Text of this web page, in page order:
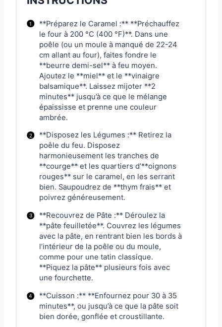
**Préparez le Caramel :** **Préchauffez
le four à 200 °C (400 °F)**. Dans une
poêle (ou un moule à manqué de 22-24
cm allant au four), faites fondre le
**beurre demi-sel** à feu moyen.
Ajoutez le **miel** et le **vinaigre
balsamique**. Laissez mijoter **2
minutes** jusqu’à ce que le mélange
épaississe et prenne une couleur
ambrée.
**Disposez les Légumes :** Retirez la
poêle du feu. Disposez
harmonieusement les tranches de
**courge** et les quartiers d’**oignons
rouges** sur le caramel, en les serrant
bien. Saupoudrez de **thym frais** et
poivrez généreusement.
**Recouvrez de Pâte :** Déroulez la
**pâte feuilletée**. Couvrez les légumes
avec la pâte, en rentrant bien les bords à
l’intérieur de la poêle ou du moule,
comme pour une tatin classique.
**Piquez la pâte** plusieurs fois avec
une fourchette.
**Cuisson :** **Enfournez pour 30 à 35
minutes**, ou jusqu’à ce que la pâte soit
bien dorée, gonflée et croustillante.